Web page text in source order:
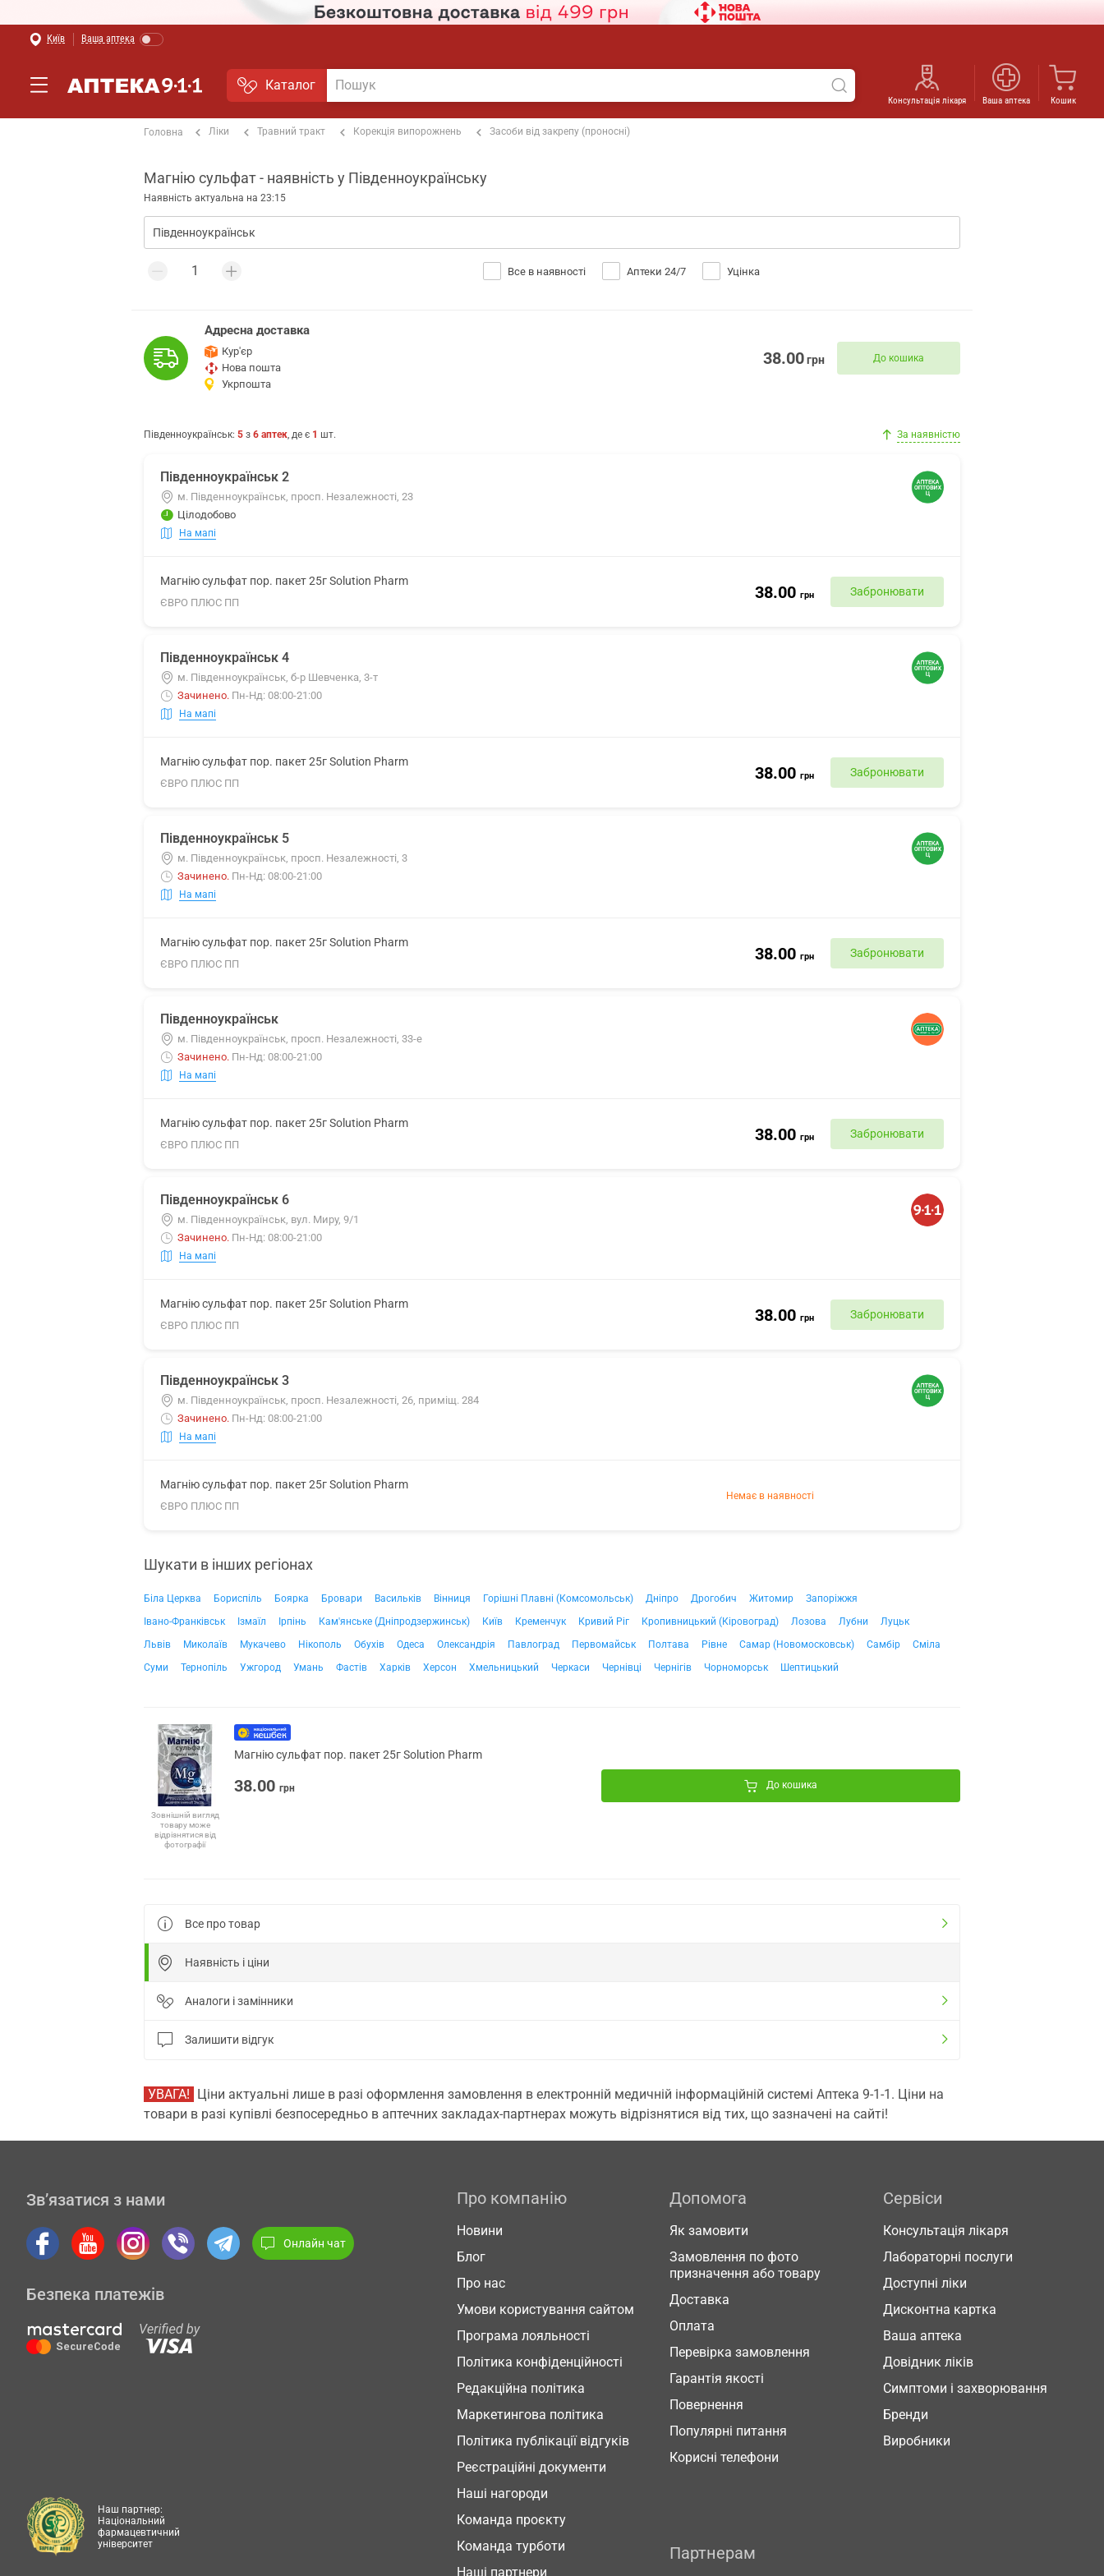
Київ Ваша аптека
Каталог
Консультація лікаря Ваша аптека Кошик
Головна Ліки Травний тракт Корекція випорожнень Засоби від закрепу (проносні)
Магнію сульфат - наявність у Південноукраїнську
Наявність актуальна на 23:15
Все в наявності Аптеки 24/7 Уцінка
Адресна доставка
Кур'єр
Нова пошта
Укрпошта
38.00грн До кошика
Південноукраїнськ: 5 з 6 аптек, де є 1 шт. За наявністю
Південноукраїнськ 2
м. Південноукраїнськ, просп. Незалежності, 23
Цілодобово
На мапі
Магнію сульфат пор. пакет 25г Solution Pharm
ЄВРО ПЛЮС ПП
38.00 грн Забронювати
Південноукраїнськ 4
м. Південноукраїнськ, б-р Шевченка, 3-т
Зачинено. Пн-Нд: 08:00-21:00
На мапі
Магнію сульфат пор. пакет 25г Solution Pharm
ЄВРО ПЛЮС ПП
38.00 грн Забронювати
Південноукраїнськ 5
м. Південноукраїнськ, просп. Незалежності, 3
Зачинено. Пн-Нд: 08:00-21:00
На мапі
Магнію сульфат пор. пакет 25г Solution Pharm
ЄВРО ПЛЮС ПП
38.00 грн Забронювати
Південноукраїнськ
м. Південноукраїнськ, просп. Незалежності, 33-е
Зачинено. Пн-Нд: 08:00-21:00
На мапі
Магнію сульфат пор. пакет 25г Solution Pharm
ЄВРО ПЛЮС ПП
38.00 грн Забронювати
Південноукраїнськ 6
м. Південноукраїнськ, вул. Миру, 9/1
Зачинено. Пн-Нд: 08:00-21:00
На мапі
Магнію сульфат пор. пакет 25г Solution Pharm
ЄВРО ПЛЮС ПП
38.00 грн Забронювати
Південноукраїнськ 3
м. Південноукраїнськ, просп. Незалежності, 26, приміщ. 284
Зачинено. Пн-Нд: 08:00-21:00
На мапі
Магнію сульфат пор. пакет 25г Solution Pharm
ЄВРО ПЛЮС ПП
Немає в наявності
Шукати в інших регіонах
Біла Церква Бориспіль Боярка Бровари Васильків Вінниця Горішні Плавні (Комсомольськ) Дніпро Дрогобич Житомир
Запоріжжя
Івано-Франківськ
Ізмаїл Ірпінь Кам'янське (Дніпродзержинськ) Київ Кременчук Кривий Ріг Кропивницький (Кіровоград) Лозова Лубни
Луцьк
Львів
Миколаїв Мукачево Нікополь Обухів Одеса Олександрія Павлоград Первомайськ Полтава Рівне Самар (Новомосковськ) Самбір
Сміла
Суми
Тернопіль Ужгород Умань Фастів Харків Херсон Хмельницький Черкаси Чернівці Чернігів Чорноморськ Шептицький
Зовнішній вигляд
товару може
відрізнятися від
фотографії
Магнію сульфат пор. пакет 25г Solution Pharm
38.00 грн До кошика
Все про товар
Наявність і ціни
Аналоги і замінники
Залишити відгук
УВАГА! Ціни актуальні лише в разі оформлення замовлення в електронній медичній інформаційній системі Аптека 9-1-1. Ціни на
товари в разі купівлі безпосередньо в аптечних закладах-партнерах можуть відрізнятися від тих, що зазначені на сайті!
Зв’язатися з нами
Онлайн чат
Безпека платежів
Про компанію
Новини
Блог
Про нас
Умови користування сайтом
Програма лояльності
Політика конфіденційності
Редакційна політика
Маркетингова політика
Політика публікації відгуків
Реєстраційні документи
Наші нагороди
Команда проєкту
Команда турботи
Наші партнери
Допомога
Як замовити
Замовлення по фото
призначення або товару
Доставка
Оплата
Перевірка замовлення
Гарантія якості
Повернення
Популярні питання
Корисні телефони
Сервіси
Консультація лікаря
Лабораторні послуги
Доступні ліки
Дисконтна картка
Ваша аптека
Довідник ліків
Симптоми і захворювання
Бренди
Виробники
Партнерам
Наш партнер:
Національний
фармацевтичний
університет